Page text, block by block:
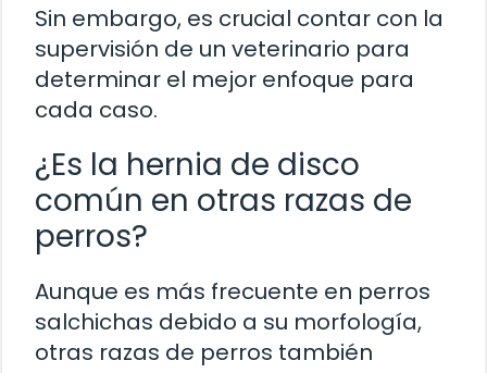
Sin embargo, es crucial contar con la
supervisión de un veterinario para
determinar el mejor enfoque para
cada caso.
¿Es la hernia de disco
común en otras razas de
perros?
Aunque es más frecuente en perros
salchichas debido a su morfología,
otras razas de perros también